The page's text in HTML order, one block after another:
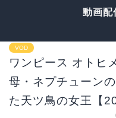
動画配
VOD
ワンピース オトヒ
母・ネプチューン
た天ツ鳥の女王【